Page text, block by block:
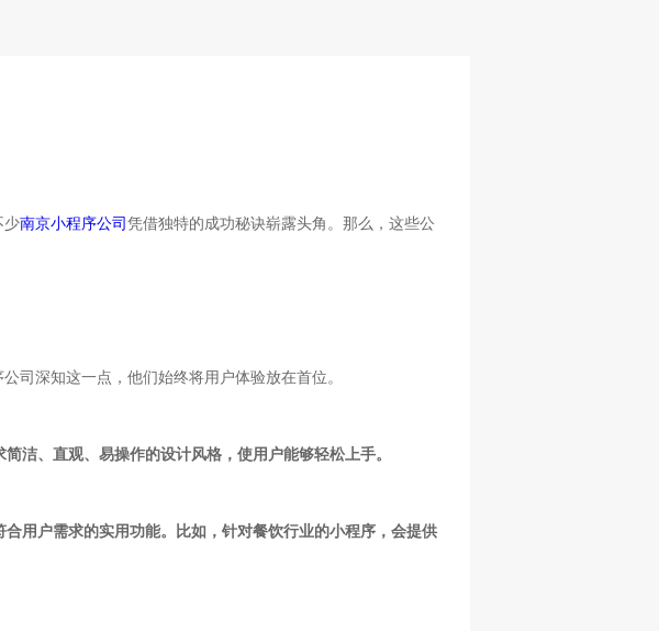
少南京小程序公司凭借独特的成功秘诀崭露头角。那么，这些公
司深知这一点，他们始终将用户体验放在首位。
洁、直观、易操作的设计风格，使用户能够轻松上手。
用户需求的实用功能。比如，针对餐饮行业的小程序，会提供